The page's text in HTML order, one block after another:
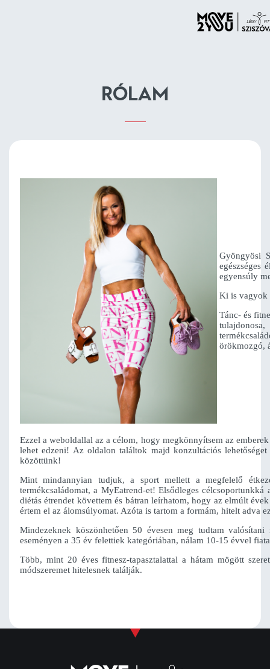
RÓLAM
Gyöngyösi
egészséges
egyensúly
Ki is vagyok
Tánc- és
örökmozgó,
Ezzel a weboldallal az a célom, hogy megkönnyítsem az
lehet edzeni! Az oldalon találtok majd konzultációs
közöttünk!
Mint mindannyian tudjuk, a sport mellett a megfelelő
termékcsaládomat, a MyEatrend-et! Elsődleges
diétás étrendet követtem és bátran leírhatom, hogy az elmúlt
értem el az álomsúlyomat. Azóta is tartom a formám, hitelt adva
Mindezeknek köszönhetően 50 évesen meg tudtam
eseményen a 35 év felettiek kategóriában, nálam 10-15 évvel
Több, mint 20 éves fitnesz-tapasztalattal a hátam mögött
módszeremet hitelesnek találják.